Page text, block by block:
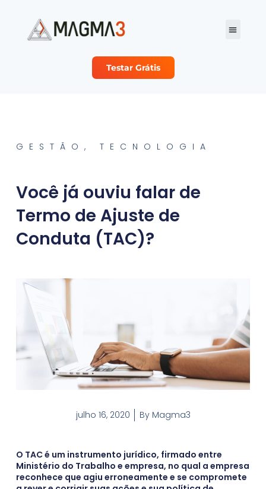
Testar Grátis
GESTÃO , TECNOLOGIA
Você já ouviu falar de
Termo de Ajuste de
Conduta (TAC)?
julho 16, 2020 ByMagma3
O TAC é um instrumento jurídico, firmado entre
Ministério do Trabalho e empresa, no qual a empresa
reconhece que agiu erroneamente e se compromete